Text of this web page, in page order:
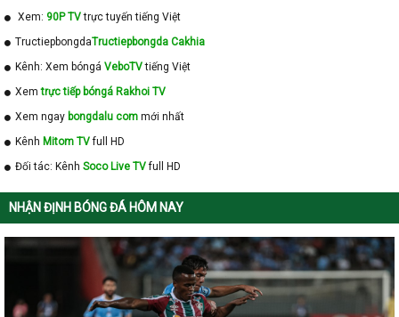
Xem: 90P TVtrực tuyến tiếng Việt
TructiepbongdaTructiepbongda Cakhia
Kênh: Xem bóngá VeboTVtiếng Việt
Xemtrực tiếp bóngá Rakhoi TV
Xem ngay bongdalu com mới nhất
Kênh Mitom TVfull HD
Đối tác: Kênh Soco Live TVfull HD
NHẬN ĐỊNH BÓNG ĐÁ HÔM NAY